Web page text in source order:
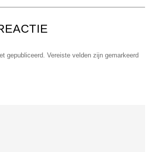
gepubliceerd. Vereiste velden zijn gemarkeerd